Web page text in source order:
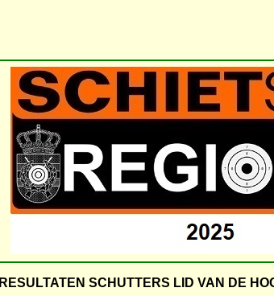
RESULTATEN SCHUTTERS LID VAN DE